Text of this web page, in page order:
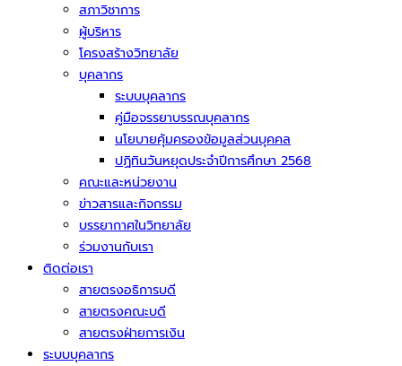
สภาวิชาการ
ผู้บริหาร
โครงสร้างวิทยาลัย
บุคลากร
ระบบบุคลากร
คู่มือจรรยาบรรณบุคลากร
นโยบายคุ้มครองข้อมูลส่วนบุคคล
ปฏิทินวันหยุดประจำปีการศึกษา 2568
คณะและหน่วยงาน
ข่าวสารและกิจกรรม
บรรยากาศในวิทยาลัย
ร่วมงานกับเรา
ติดต่อเรา
สายตรงอธิการบดี
สายตรงคณะบดี
สายตรงฝ่ายการเงิน
ระบบบุคลากร